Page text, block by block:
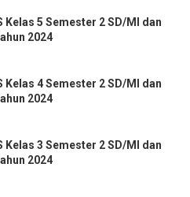
Kelas 5 Semester 2 SD/MI dan
2024
Kelas 4 Semester 2 SD/MI dan
2024
Kelas 3 Semester 2 SD/MI dan
2024